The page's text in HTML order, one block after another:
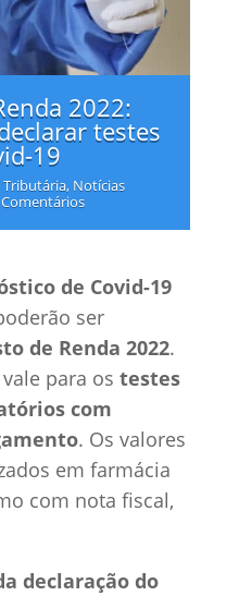
2022:
testes
19
Tributária, Notícias
de Covid-19
ser
de Renda 2022.
para os testes
com
. Os valores
em farmácia
com nota fiscal,
declaração do